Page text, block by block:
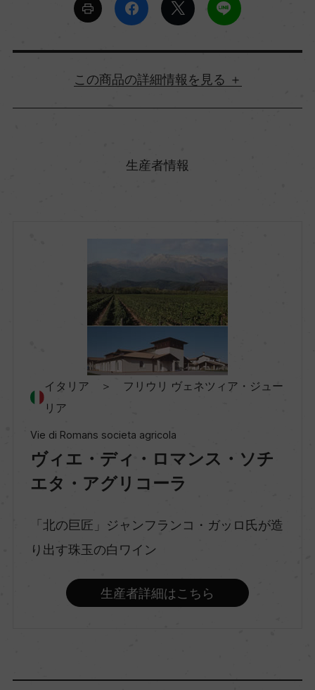
詳細情報
フリウリ イソンツォ
スティルワイン
味わい
フリウラーノ 100%
生産者情報
イタリア ＞ フリウリ ヴェネツィア・ジュー
リア
Vie di Romans societa agricola
ヴィエ・ディ・ロマンス・ソチ
エタ・アグリコーラ
「北の巨匠」ジャンフランコ・ガッロ氏が造
り出す珠玉の白ワイン
生産者詳細はこちら